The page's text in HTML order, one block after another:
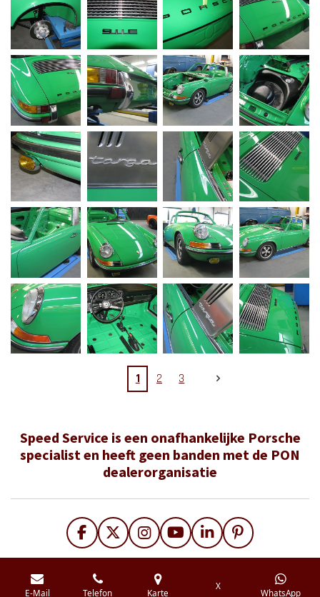
1 2 3
Speed Service is een onafhankelijke Porsche
specialist en heeft geen banden met de PON
dealerorganisatie
F
a
X
I
n
Y
o
L
i
P
i
E-Mail Telefon Karte
X
WhatsApp